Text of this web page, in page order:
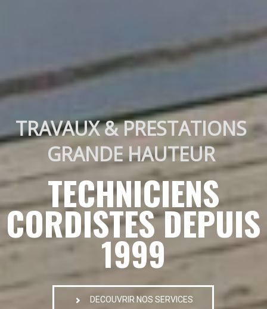
TRAVAUX & PRESTATIONS
GRANDE HAUTEUR
TECHNICIENS
CORDISTES DEPUIS
1999
DECOUVRIR NOS SERVICES